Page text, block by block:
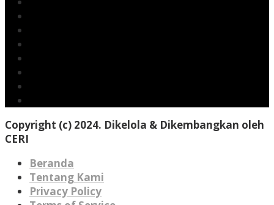
Copyright (c) 2024. Dikelola & Dikembangkan oleh
CERI
Beranda
Tentang Kami
Privacy Policy